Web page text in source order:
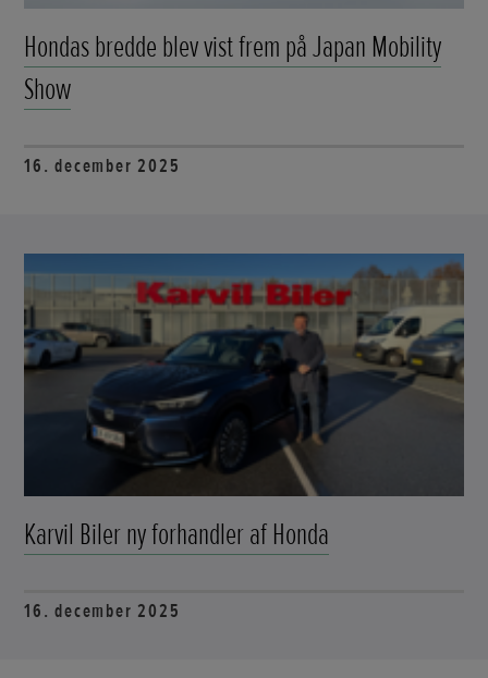
Hondas bredde blev vist frem på Japan Mobility
Show
16. december 2025
Karvil Biler ny forhandler af Honda
16. december 2025